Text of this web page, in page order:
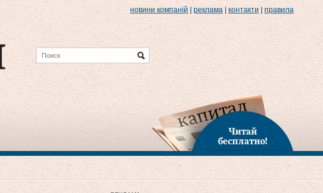
новини компаній реклама контакти правила
Читай
бесплатно!